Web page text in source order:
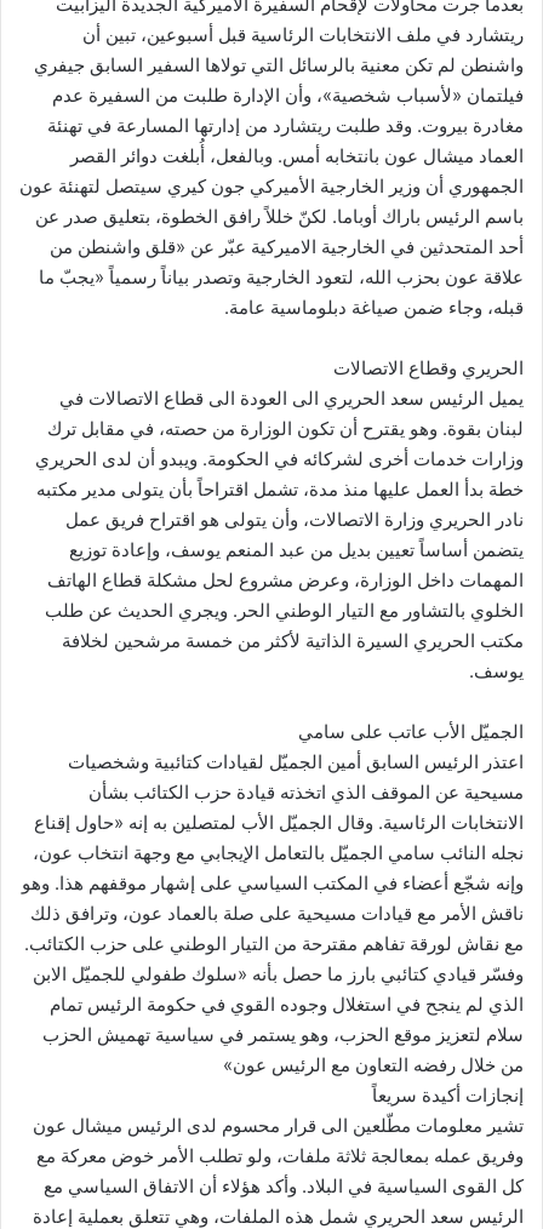
ريتشارد في ملف الانتخابات الرئاسية قبل أسبوعين، تبين أن
واشنطن لم تكن معنية بالرسائل التي تولاها السفير السابق جيفري
فيلتمان «لأسباب شخصية»، وأن الإدارة طلبت من السفيرة عدم
مغادرة بيروت. وقد طلبت ريتشارد من إدارتها المسارعة في تهنئة
العماد ميشال عون بانتخابه أمس. وبالفعل، أُبلغت دوائر القصر
الجمهوري أن وزير الخارجية الأميركي جون كيري سيتصل لتهنئة عون
باسم الرئيس باراك أوباما. لكنّ خللاً رافق الخطوة، بتعليق صدر عن
أحد المتحدثين في الخارجية الاميركية عبّر عن «قلق واشنطن من
علاقة عون بحزب الله، لتعود الخارجية وتصدر بياناً رسمياً «يجبّ ما
قبله، وجاء ضمن صياغة دبلوماسية عامة.
الحريري وقطاع الاتصالات
يميل الرئيس سعد الحريري الى العودة الى قطاع الاتصالات في
لبنان بقوة. وهو يقترح أن تكون الوزارة من حصته، في مقابل ترك
وزارات خدمات أخرى لشركائه في الحكومة. ويبدو أن لدى الحريري
خطة بدأ العمل عليها منذ مدة، تشمل اقتراحاً بأن يتولى مدير مكتبه
نادر الحريري وزارة الاتصالات، وأن يتولى هو اقتراح فريق عمل
يتضمن أساساً تعيين بديل من عبد المنعم يوسف، وإعادة توزيع
المهمات داخل الوزارة، وعرض مشروع لحل مشكلة قطاع الهاتف
الخلوي بالتشاور مع التيار الوطني الحر. ويجري الحديث عن طلب
مكتب الحريري السيرة الذاتية لأكثر من خمسة مرشحين لخلافة
يوسف.
الجميّل الأب عاتب على سامي
اعتذر الرئيس السابق أمين الجميّل لقيادات كتائبية وشخصيات
مسيحية عن الموقف الذي اتخذته قيادة حزب الكتائب بشأن
الانتخابات الرئاسية. وقال الجميّل الأب لمتصلين به إنه «حاول إقناع
نجله النائب سامي الجميّل بالتعامل الإيجابي مع وجهة انتخاب عون،
وإنه شجّع أعضاء في المكتب السياسي على إشهار موقفهم هذا. وهو
ناقش الأمر مع قيادات مسيحية على صلة بالعماد عون، وترافق ذلك
مع نقاش لورقة تفاهم مقترحة من التيار الوطني على حزب الكتائب.
وفسّر قيادي كتائبي بارز ما حصل بأنه «سلوك طفولي للجميّل الابن
الذي لم ينجح في استغلال وجوده القوي في حكومة الرئيس تمام
سلام لتعزيز موقع الحزب، وهو يستمر في سياسية تهميش الحزب
من خلال رفضه التعاون مع الرئيس عون»
إنجازات أكيدة سريعاً
تشير معلومات مطّلعين الى قرار محسوم لدى الرئيس ميشال عون
وفريق عمله بمعالجة ثلاثة ملفات، ولو تطلب الأمر خوض معركة مع
كل القوى السياسية في البلاد. وأكد هؤلاء أن الاتفاق السياسي مع
الرئيس سعد الحريري شمل هذه الملفات، وهي تتعلق بعملية إعادة